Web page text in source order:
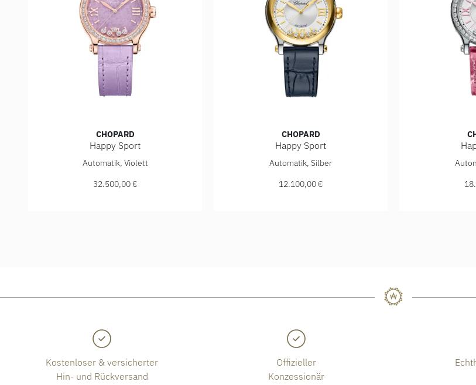
CHOPARD
Happy Sport
Chopard Happy Sport, Ref: 275378-5010, Preis: 32.500,00 €
Automatik, Violett
32.500,00 €
CHOPARD
Happy Sport
Chopard Happy Sport, Ref: 278608-4001, Preis: 12.100,00 €
Automatik, Silber
12.100,00 €
Chopard
Kostenloser & versicherter
Hin- und Rückversand
Offizieller
Konzessionär